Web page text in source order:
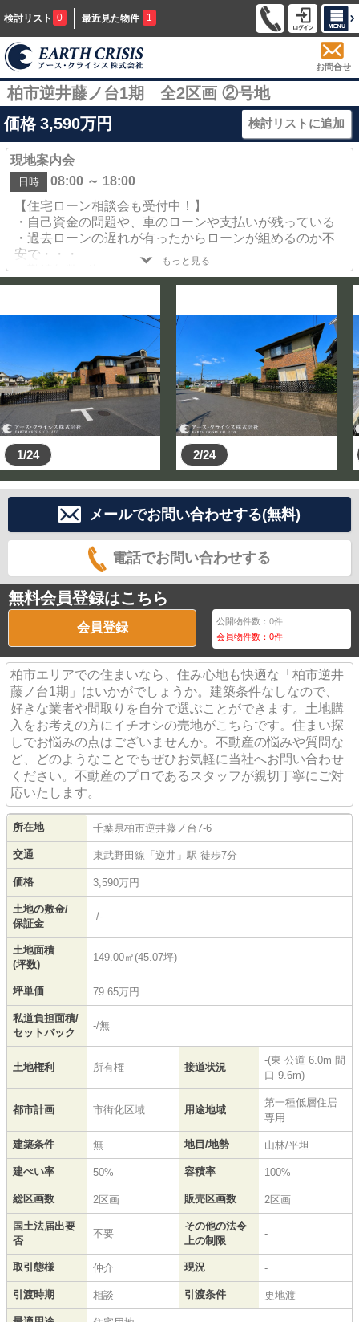
検討リスト 0 最近見た物件 1
お問合せ
柏市逆井藤ノ台1期 全2区画 ②号地
価格 3,590万円 検討リストに追加
現地案内会
日時
08:00 ～ 18:00
【住宅ローン相談会も受付中！】
・自己資金の問題や、車のローンや支払いが残っている
・過去ローンの遅れが有ったからローンが組めるのか不
安で・・・
・勤続年数が短い
・希望金額が借り入れ出来なかった
・現在持ち家だけれども住み替えをしたいけど出来るの
など御相談下さい！一度住宅ローンを断られた御客様で
も、弊社でローンが通ったケースが多々ございます。
☆当日のご案内や、お仕事帰りの夜の見学も可能です☆
☆他の不動産屋さんののぼりが立っていてもご案内でき
ます☆
☆長い事物件を探しているけど中々良い物件に巡り合え
ない☆なんてご相談もお任せ下さい。
◆お子様がいても安心です！！
落ち着いてお話して頂けるようにキッズスペースをご用
意しておりますので、ご相談中は女性スタッフと一緒に
遊ばせて頂きますので、小さなお子様連れの方も気兼ね
なくご来店ください♪
◆お家の売却相談も承っております！！
お気軽にご連絡ください！！
もっと見る
1/24 2/24
メールでお問い合わせする(無料)
電話でお問い合わせする
無料会員登録はこちら
会員登録 公開物件数：0件
会員物件数：0件
柏市エリアでの住まいなら、住み心地も快適な「柏市逆井
藤ノ台1期」はいかがでしょうか。建築条件なしなので、
好きな業者や間取りを自分で選ぶことができます。土地購
入をお考えの方にイチオシの売地がこちらです。住まい探
しでお悩みの点はございませんか。不動産の悩みや質問な
ど、どのようなことでもぜひお気軽に当社へお問い合わせ
ください。不動産のプロであるスタッフが親切丁寧にご対
応いたします。
所在地 千葉県柏市逆井藤ノ台7-6
交通 東武野田線 「 逆井 」駅 徒歩7分
価格 3,590万円
土地の敷金/
保証金
-/-
土地面積
(坪数)
149.00㎡(45.07坪)
坪単価 79.65万円
私道負担面積/
セットバック
-/無
土地権利 所有権 接道状況
-(東 公道 6.0m 間
口 9.6m)
都市計画 市街化区域 用途地域
第一種低層住居
専用
建築条件 無 地目/地勢 山林/平坦
建ぺい率 50% 容積率 100%
総区画数 2区画 販売区画数 2区画
国土法届出要
否
不要
その他の法令
上の制限
-
取引態様 仲介 現況 -
引渡時期 相談 引渡条件 更地渡